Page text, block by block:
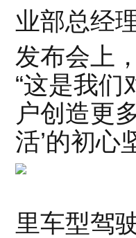
业部总经
发布会上
“这是我们
户创造更
活’的初心
里车型驾